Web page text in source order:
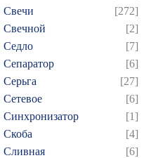
Свечи
[272]
Свечной
[2]
Седло
[7]
Сепаратор
[6]
Серьга
[27]
Сетевое
[6]
Синхронизатор
[1]
Скоба
[4]
Сливная
[6]